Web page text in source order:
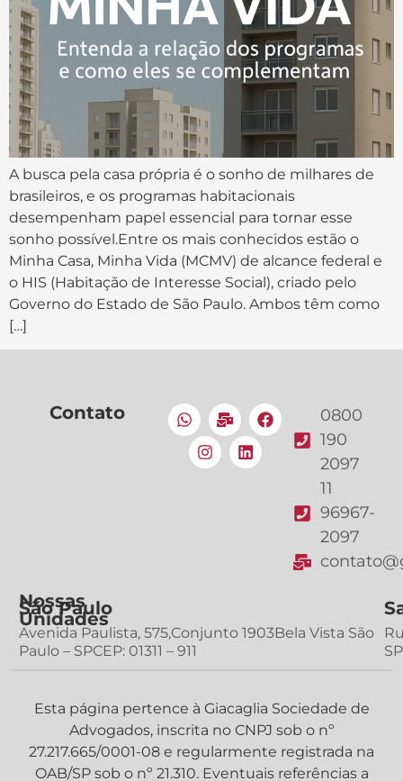
A busca pela casa própria é o sonho de milhares de
brasileiros, e os programas habitacionais
desempenham papel essencial para tornar esse
sonho possível.Entre os mais conhecidos estão o
Minha Casa, Minha Vida (MCMV) de alcance federal e
o HIS (Habitação de Interesse Social), criado pelo
Governo do Estado de São Paulo. Ambos têm como
[…]
Contato
0800
190
2097
11
96967-
2097
Nossas
Unidades
São Paulo
Avenida Paulista, 575,Conjunto 1903Bela Vista São
Paulo – SPCEP: 01311 – 911
Esta página pertence à Giacaglia Sociedade de
Advogados, inscrita no CNPJ sob o nº
27.217.665/0001-08 e regularmente registrada na
OAB/SP sob o nº 21.310. Eventuais referências a